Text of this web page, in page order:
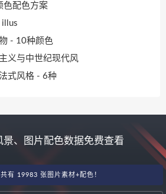
色配色方案
illus
- 10种颜色
义与中世纪现代风
式风格 - 6种
景、图片配色数据免费查看
有 19983 张图片素材+配色！